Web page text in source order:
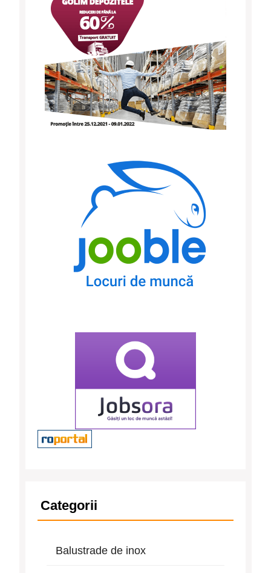
Categorii
Balustrade de inox